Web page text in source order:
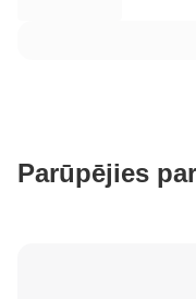
Parūpējies